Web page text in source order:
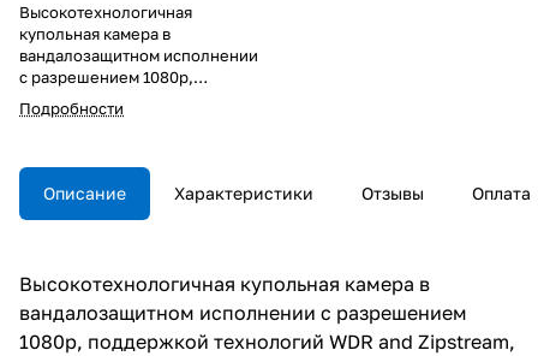
Высокотехнологичная
купольная камера в
вандалозащитном исполнении
с разрешением 1080p,
поддержкой технологий WDR
and Zipstream,
установки
Подробности
Описание Характеристики Отзывы Оплата
Высокотехнологичная купольная камера в
вандалозащитном исполнении с разрешением
1080p, поддержкой технологий WDR and Zipstream,